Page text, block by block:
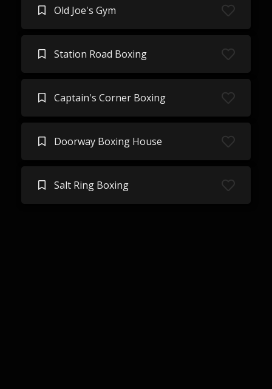
Old Joe's Gym
Station Road Boxing
Captain's Corner Boxing
Doorway Boxing House
Salt Ring Boxing